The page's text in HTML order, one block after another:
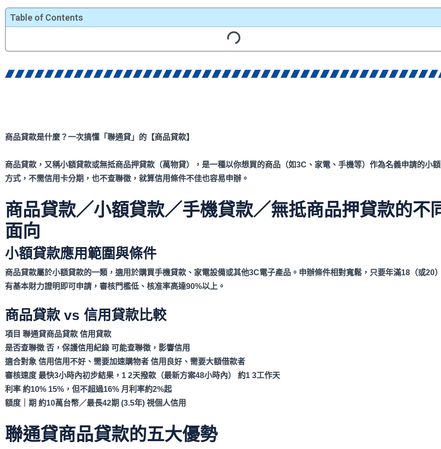
Table of Contents
商品貸款是什麼？一次搞懂「聯通貸」的【商品貸款】
商品貸款，又稱小額貸款或無抵商品押貸款（萬物貸），是一種以你想買的商品（如3C 、家電、手機等）作為名義申請的小
方式，不需信用卡分期，也不查聯徵，就算信用條件不佳也容易申辦。
商品貸款／小額貸款／手機貸款／無抵商品押貸款的不
面向
小額貸款應用範圍與條件
商品貸款屬於小額貸款的一類，適用於購買手機貸款、家電設備或其他3C電子產品。申辦條件相對寬鬆，只要年滿18 （或20
有基本財力證明即可申請，審核門檻低、核准率高達90%以上。
商品貸款 vs 信用貸款比較
項目 聯通貸商品貸款 信用貸款
是否查聯徵 否，保護信用紀錄 可能查聯徵，影響信用
適合對象 信用信用不好、需要加速購物者 信用良好、需要大額借款者
審核速度 最快3小時內初步結果，1 2天撥款（最新方案48小時內） 約1 3工作天
利率 約10% 15% ，但不超過16% 月利率約2%起
額度｜期 約10萬台幣／最長42期 (3.5年) 視個人信用
聯通貸商品貸款的五大優勢